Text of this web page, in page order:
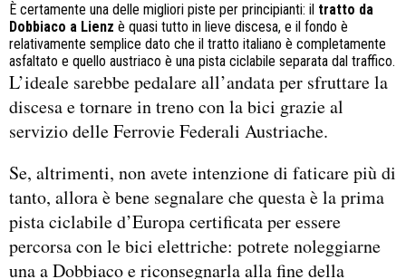
È certamente una delle migliori piste per principianti: il tratto da
Dobbiaco a Lienz è quasi tutto in lieve discesa, e il fondo è
relativamente semplice dato che il tratto italiano è completamente
asfaltato e quello austriaco è una pista ciclabile separata dal traffico.
L’ideale sarebbe pedalare all’andata per sfruttare la
discesa e tornare in treno con la bici grazie al
servizio delle Ferrovie Federali Austriache.
Se, altrimenti, non avete intenzione di faticare più di
tanto, allora è bene segnalare che questa è la prima
pista ciclabile d’Europa certificata per essere
percorsa con le bici elettriche: potrete noleggiarne
una a Dobbiaco e riconsegnarla alla fine della